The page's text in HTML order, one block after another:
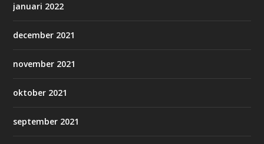
januari 2022
december 2021
november 2021
oktober 2021
september 2021